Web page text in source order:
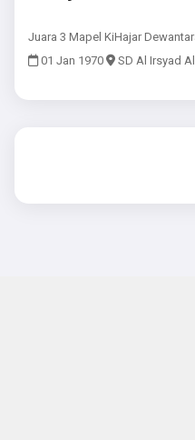
Juara 3 Mapel KiHajar
01 Jan 1970
SD Al Irsyad